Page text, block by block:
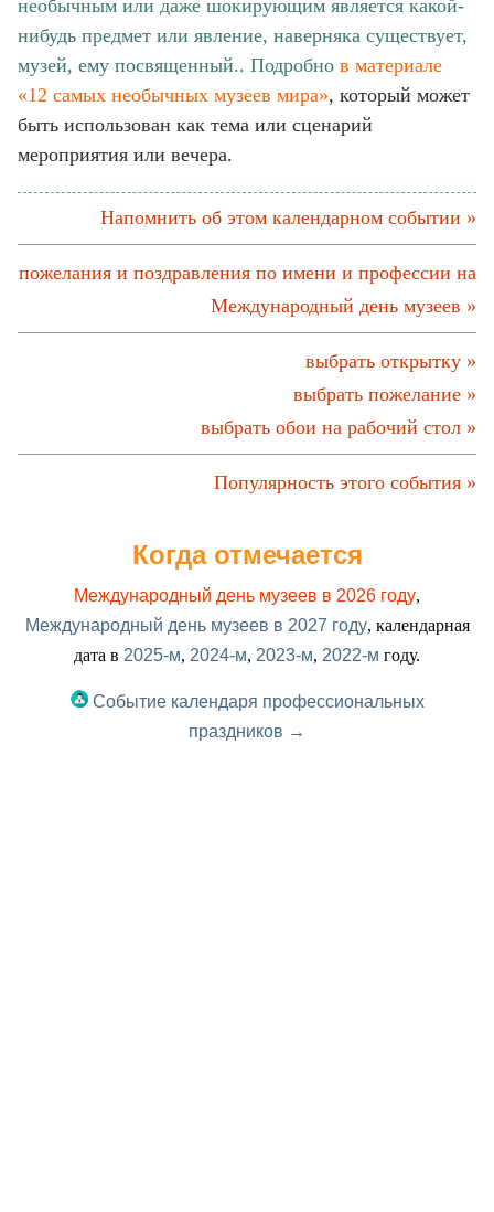
необычным или даже шокирующим является какой-
нибудь предмет или явление, наверняка существует,
музей, ему посвященный.. Подробно в материале
«12 самых необычных музеев мира», который может
быть использован как тема или сценарий
мероприятия или вечера.
Напомнить об этом календарном событии »
пожелания и поздравления по имени и профессии на
Международный день музеев »
выбрать открытку »
выбрать пожелание »
выбрать обои на рабочий стол »
Популярность этого события »
Когда отмечается
Международный день музеев в 2026 году,
Международный день музеев в 2027 году, календарная
дата в 2025-м, 2024-м, 2023-м, 2022-м году.
Событие календаря профессиональных
праздников →